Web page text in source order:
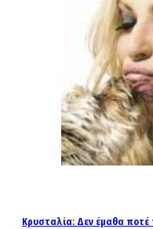
Κρυσταλία: Δεν έμαθα ποτέ